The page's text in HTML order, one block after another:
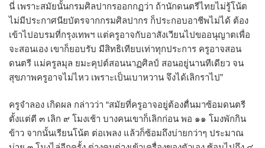
นี่ เพราะสมัยนั้นกรมศิลปากรออกกฏว่า ถ้านักดนตรีไทยไม่รู้โน้ต
ไม่มีประกาศนียบัตรจากกรมศิลปากร ก็ประกอบอาชีพไม่ได้ ต้อง
เข้าไปอบรมที่กรุงเทพฯ แต่ครูอาจกับอาสังเวียนไปขออนุญาตเพื่อ
จะสอนเอง เขาก็ยอบรับ มีสิทธิเทียบเท่าทุกประการ ครูอาจสอน
ดนตรี แม่ครูลมุล ยมะคุปต์สอนนาฏศิลป์ สอนอยู่นานทีเดียว จน
สุขภาพครูอาจไม่ไหว เพราะเป็นเบาหวาน จึงได้เลิกราไป”
ครูจำลอง เกิดผล กล่าวว่า “สมัยที่ครูอาจอยู่ต้องตื่นมาซ้อมดนตรี
ตั้งแต่ตี ๓ เลิก ๙ โมงเช้า บางคนเขาก็เลิกก่อน พอ ๑๑ โมงพักกิน
ข้าว จากนั้นเรียนโน้ต ต่อเพลง แล้วก็ซ้อมถึงบ่ายกว่าๆ ประมาณ